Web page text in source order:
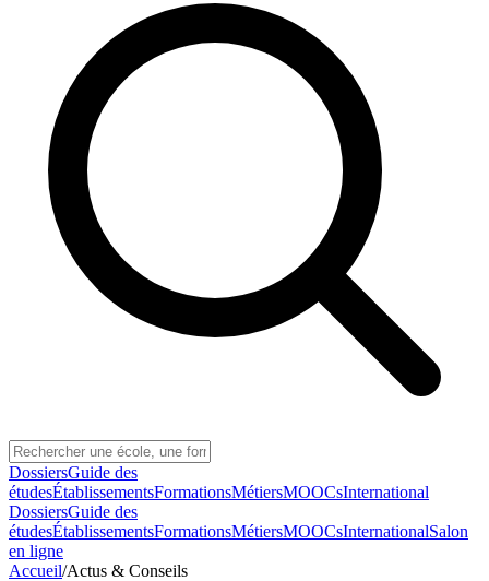
DossiersGuide des
étudesÉtablissementsFormationsMétiersMOOCsInternational
DossiersGuide des
étudesÉtablissementsFormationsMétiersMOOCsInternationalSalon
en ligne
Accueil/Actus & Conseils